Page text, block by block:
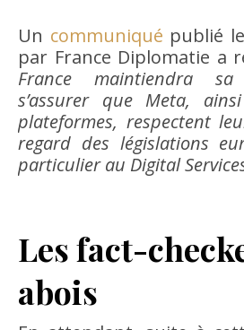
Un communiqué publié
par France Diplomatie a
France maintiendra
s’assurer que Meta,
plateformes, respectent
regard des législations
particulier au Digital
Les fact-
abois